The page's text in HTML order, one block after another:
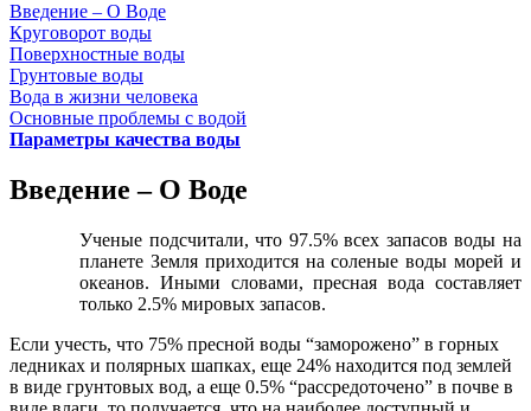
Введение – О Воде
Круговорот воды
Поверхностные воды
Грунтовые воды
Вода в жизни человека
Основные проблемы с водой
Параметры качества воды
Введение – О Воде
Ученые подсчитали, что 97.5% всех запасов воды на
планете Земля приходится на соленые воды морей и
океанов. Иными словами, пресная вода составляет
только 2.5% мировых запасов.
Если учесть, что 75% пресной воды “заморожено” в горных
ледниках и полярных шапках, еще 24% находится под землей
в виде грунтовых вод, а еще 0.5% “рассредоточено” в почве в